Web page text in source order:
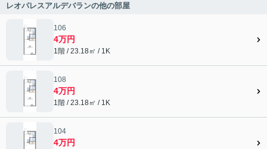
レオパレスアルデバランの他の部屋
106
4万円
1階 / 23.18㎡ / 1K
108
4万円
1階 / 23.18㎡ / 1K
104
4万円